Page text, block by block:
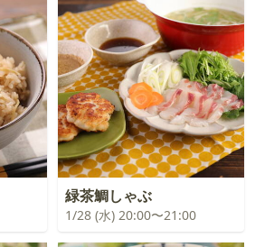
緑茶鯛しゃぶ
1/28 (水) 20:00〜21:00